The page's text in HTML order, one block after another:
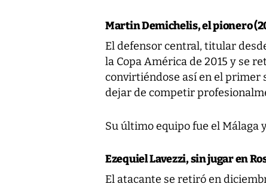
Martin Demichelis, el pionero
El defensor central, titular
la Copa América de 2015 y se
convirtiéndose así en el primer
dejar de competir
Su último equipo fue el Málaga
Ezequiel Lavezzi, sin jugar en
El atacante se retiró en